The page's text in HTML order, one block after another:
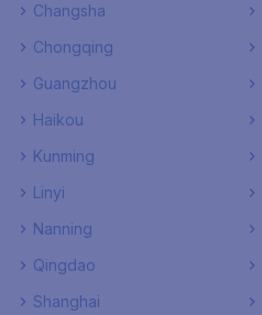
Changsha
Chongqing
Guangzhou
Haikou
Kunming
Linyi
Nanning
Qingdao
Shanghai